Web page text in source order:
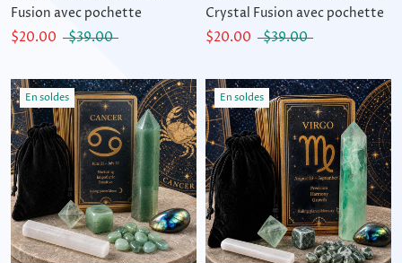
Fusion avec pochette
$20.00
$39.00
Crystal Fusion avec pochette
$20.00
$39.00
En soldes En soldes